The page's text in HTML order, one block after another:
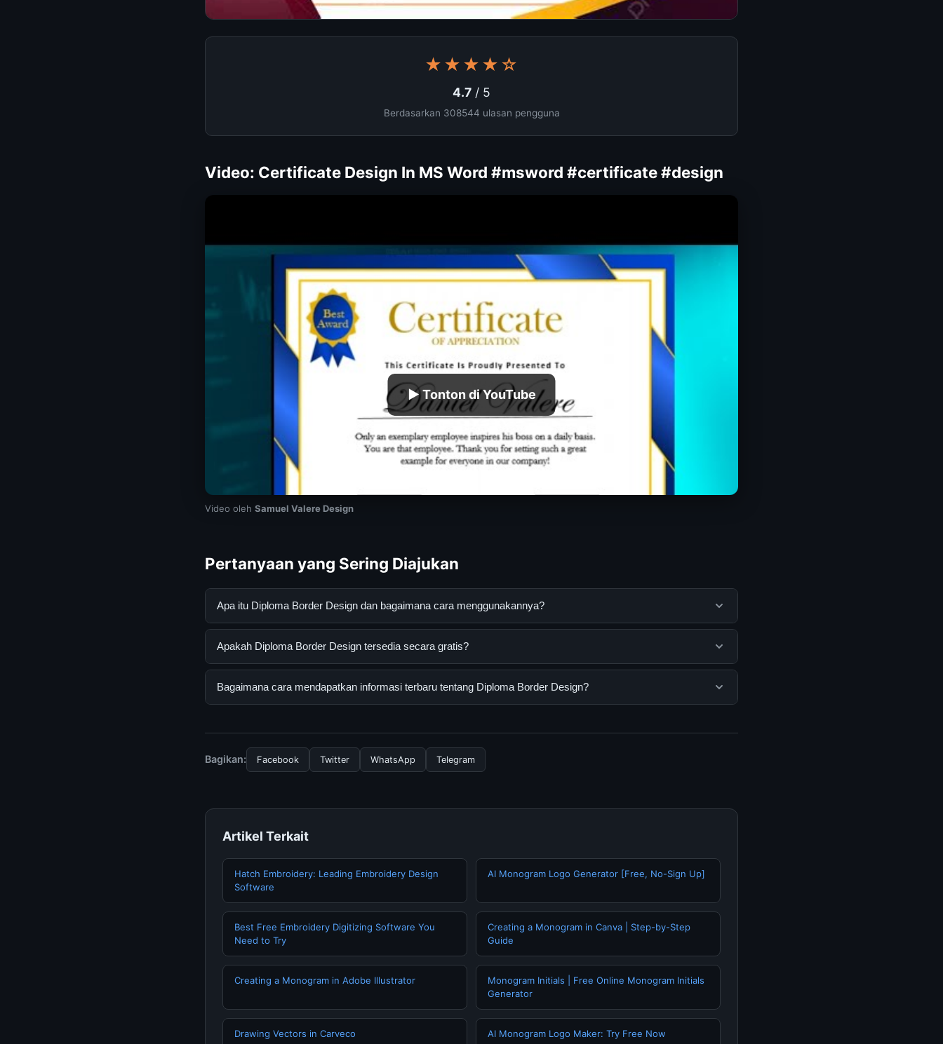
★★★★☆
4.7 / 5
Berdasarkan 308544 ulasan pengguna
Video: Certificate Design In MS Word #msword #certificate #design
▶ Tonton di YouTube
Video oleh Samuel Valere Design
Pertanyaan yang Sering Diajukan
Apa itu Diploma Border Design dan bagaimana cara menggunakannya?
Diploma Border Design adalah layanan digital yang dirancang untuk membantu pengguna mendapatkan
mengikuti panduan yang tersedia.
Apakah Diploma Border Design tersedia secara gratis?
Ya, Diploma Border Design dapat diakses secara gratis oleh semua pengguna. Tidak ada biaya tersembunyi
Bagaimana cara mendapatkan informasi terbaru tentang Diploma Border Design?
Bagikan:
Facebook Twitter WhatsApp Telegram
Artikel Terkait
Hatch Embroidery: Leading Embroidery Design
Software
AI Monogram Logo Generator [Free, No-Sign Up]
Best Free Embroidery Digitizing Software You
Need to Try
Creating a Monogram in Canva | Step-by-Step
Guide
Creating a Monogram in Adobe Illustrator
Monogram Initials | Free Online Monogram Initials
Generator
Drawing Vectors in Carveco AI Monogram Logo Maker: Try Free Now